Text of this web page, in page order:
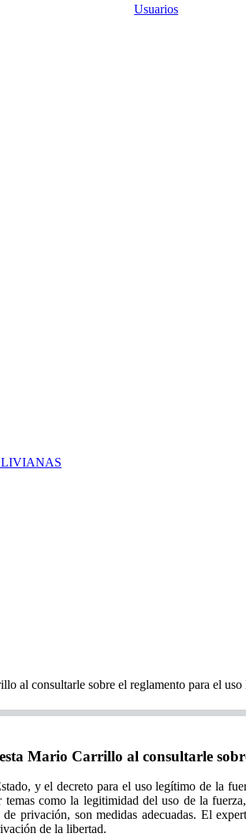
Usuarios
Mario Carrillo al consultarle
y el decreto para el uso legítimo de la
como la legitimidad del uso de la
privación, son medidas adecuadas. El
de la libertad.